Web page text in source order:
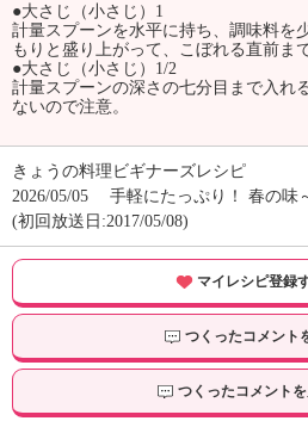
●大さじ（小さじ）1
計量スプーンを水平に持ち、調味料を
もりと盛り上がって、こぼれる直前ま
●大さじ（小さじ）1/2
計量スプーンの深さの七分目まで入れ
ないので注意。
きょうの料理ビギナーズレシピ
2026/05/05
手軽にたっぷり！ 春の味
(初回放送日:2017/05/08)
マイレシピ登録
つくったコメント
つくったコメント